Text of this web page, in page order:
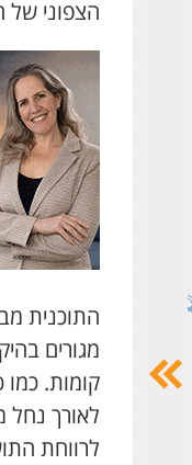
הצפוני
התוכנית
קומות. כמו
לאורך נחל
לרווחת